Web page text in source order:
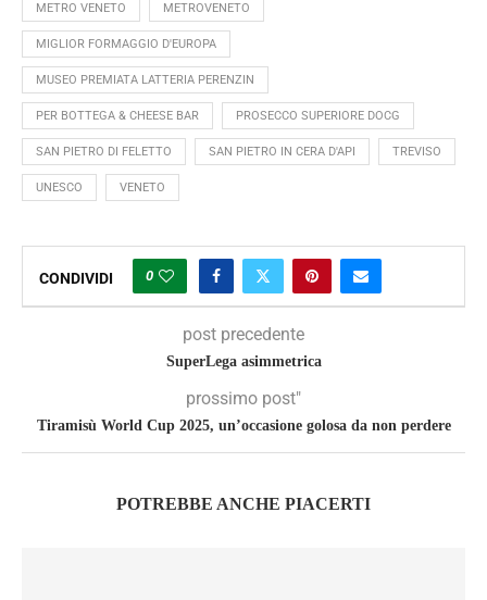
METRO VENETO METROVENETO
MIGLIOR FORMAGGIO D'EUROPA
MUSEO PREMIATA LATTERIA PERENZIN
PER BOTTEGA & CHEESE BAR PROSECCO SUPERIORE DOCG
SAN PIETRO DI FELETTO SAN PIETRO IN CERA D'API TREVISO
UNESCO VENETO
CONDIVIDI 0
post precedente
SuperLega asimmetrica
prossimo post"
Tiramisù World Cup 2025, un’occasione golosa da non perdere
POTREBBE ANCHE PIACERTI